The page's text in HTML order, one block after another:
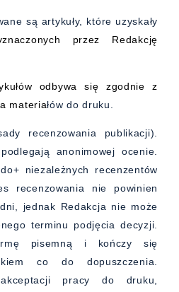
są artykuły, które uzyskały
przez Redakcję
odbywa się zgodnie z
materiałów do druku.
recenzowania publikacji).
anonimowej ocenie.
niezależnych recenzentów
recenzowania nie powinien
jednak Redakcja nie może
terminu podjęcia decyzji.
pisemną i kończy się
co do dopuszczenia.
pracy do druku,